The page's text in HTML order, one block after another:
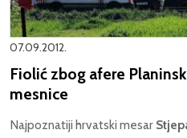
07.09.2012.
Fiolić zbog afere
mesnice
Najpoznatiji hrvatski mesar